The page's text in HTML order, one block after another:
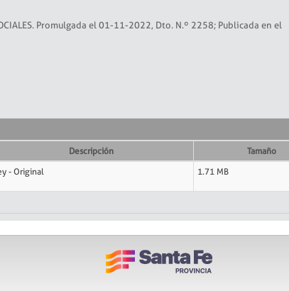
Promulgada el 01-11-2022, Dto. N.º 2258; Publicada en el
Descripción
Tamaño
- Original 1.71 MB